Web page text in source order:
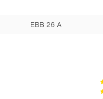
EBB 26 A